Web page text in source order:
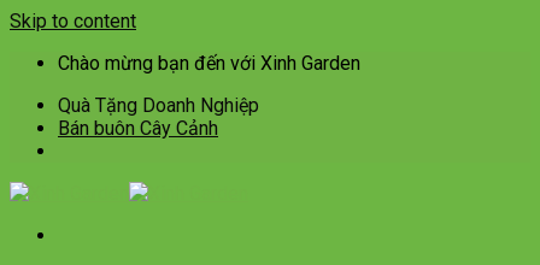
Skip to content
Chào mừng bạn đến với Xinh Garden
Quà Tặng Doanh Nghiệp
Bán buôn Cây Cảnh